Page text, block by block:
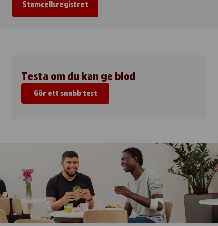
Stamcellsregistret
Testa om du kan ge blod
Gör ett snabb test